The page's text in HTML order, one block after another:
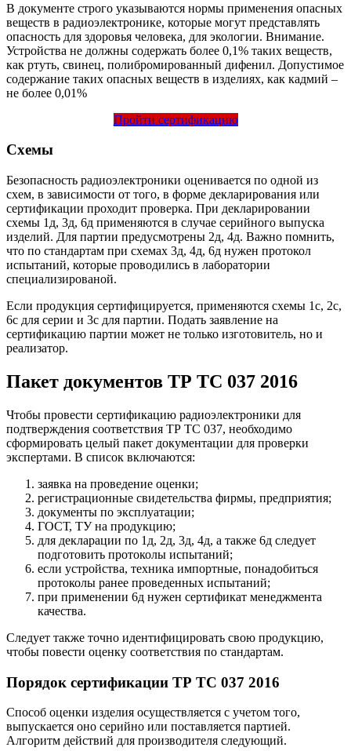
В документе строго указываются нормы применения опасных
веществ в радиоэлектронике, которые могут представлять
опасность для здоровья человека, для экологии. Внимание.
Устройства не должны содержать более 0,1% таких веществ,
как ртуть, свинец, полибромированный дифенил. Допустимое
содержание таких опасных веществ в изделиях, как кадмий –
не более 0,01%
Пройти сертификацию
Схемы
Безопасность радиоэлектроники оценивается по одной из
схем, в зависимости от того, в форме декларирования или
сертификации проходит проверка. При декларировании
схемы 1д, 3д, 6д применяются в случае серийного выпуска
изделий. Для партии предусмотрены 2д, 4д. Важно помнить,
что по стандартам при схемах 3д, 4д, 6д нужен протокол
испытаний, которые проводились в лаборатории
специализированой.
Если продукция сертифицируется, применяются схемы 1с, 2с,
6с для серии и 3с для партии. Подать заявление на
сертификацию партии может не только изготовитель, но и
реализатор.
Пакет документов ТР ТС 037 2016
Чтобы провести сертификацию радиоэлектроники для
подтверждения соответствия ТР ТС 037, необходимо
сформировать целый пакет документации для проверки
экспертами. В список включаются:
заявка на проведение оценки;
регистрационные свидетельства фирмы, предприятия;
документы по эксплуатации;
ГОСТ, ТУ на продукцию;
для декларации по 1д, 2д, 3д, 4д, а также 6д следует
подготовить протоколы испытаний;
если устройства, техника импортные, понадобиться
протоколы ранее проведенных испытаний;
при применении 6д нужен сертификат менеджмента
качества.
Следует также точно идентифицировать свою продукцию,
чтобы повести оценку соответствия по стандартам.
Порядок сертификации ТР ТС 037 2016
Способ оценки изделия осуществляется с учетом того,
выпускается оно серийно или поставляется партией.
Алгоритм действий для производителя следующий.